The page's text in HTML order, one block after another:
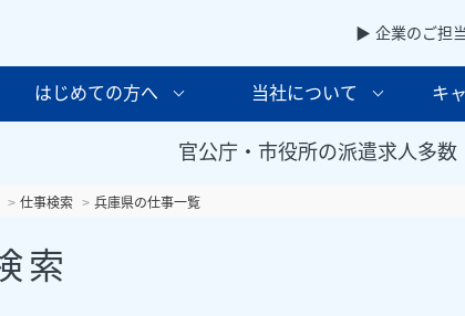
▶ 企業のご担
はじめての方へ 当社について キ
官公庁・市役所の派遣求人多
仕事検索 兵庫県の仕事一覧
索